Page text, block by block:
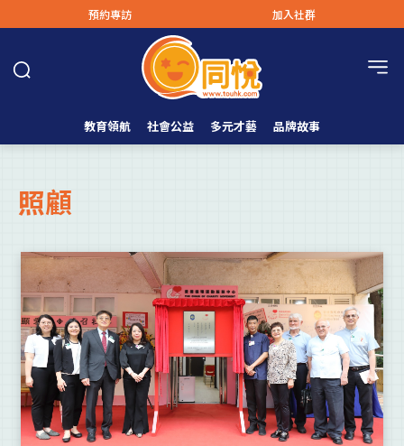
預約專訪 加入社群
教育領航 社會公益 多元才藝 品牌故事
照顧